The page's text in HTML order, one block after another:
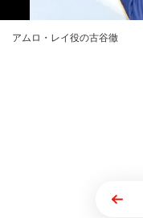
アムロ・レイ役の古谷徹